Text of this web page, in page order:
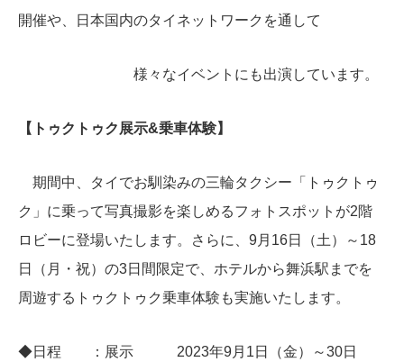
開催や、日本国内のタイネットワークを通して
様々なイベントにも出演しています。
【トゥクトゥク展示&乗車体験】
期間中、タイでお馴染みの三輪タクシー「トゥクトゥ
ク」に乗って写真撮影を楽しめるフォトスポットが2階
ロビーに登場いたします。さらに、9月16日（土）～18
日（月・祝）の3日間限定で、ホテルから舞浜駅までを
周遊するトゥクトゥク乗車体験も実施いたします。
◆日程 ：展示 2023年9月1日（金）～30日